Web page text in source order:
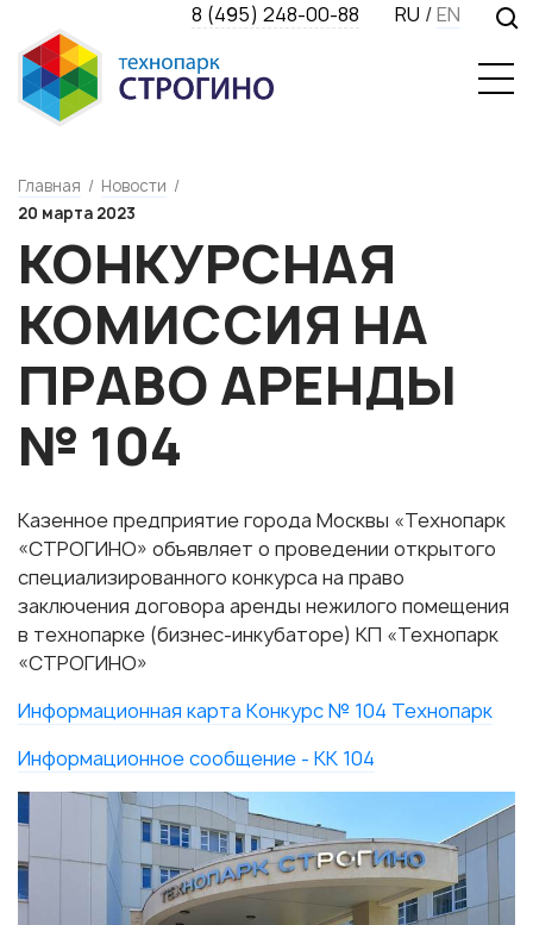
8 (495) 248-00-88 RU /EN
Главная / Новости /
20 марта 2023
КОНКУРСНАЯ
КОМИССИЯ НА
ПРАВО АРЕНДЫ
№ 104
Казенное предприятие города Москвы «Технопарк
«СТРОГИНО» объявляет о проведении открытого
специализированного конкурса на право
заключения договора аренды нежилого помещения
в технопарке (бизнес-инкубаторе) КП «Технопарк
«СТРОГИНО»
Информационная карта Конкурс № 104 Технопарк
Информационное сообщение - КК 104